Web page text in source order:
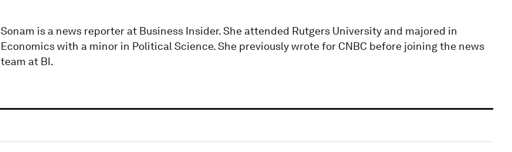
Sonam is a news reporter at Business Insider. She attended Rutgers University and majored in
Economics with a minor in Political Science. She previously wrote for CNBC before joining the news
team at BI.